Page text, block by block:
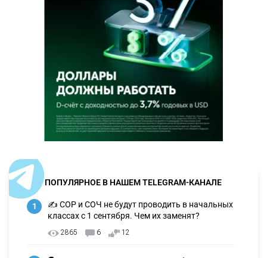
ПОПУЛЯРНОЕ В НАШЕМ TELEGRAM-КАНАЛЕ
1
✍️ СОР и СОЧ не будут проводить в начальных
классах с 1 сентября. Чем их заменят?
2865 6 12